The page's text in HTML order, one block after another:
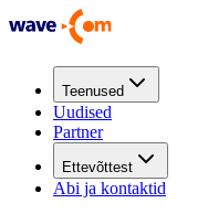
Teenused
Uudised
Partner
Ettevõttest
Abi ja kontaktid